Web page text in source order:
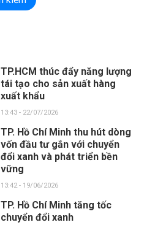
TP.HCM thúc đẩy năng lượng
tái tạo cho sản xuất hàng
xuất khẩu
13:43 - 22/07/2026
TP. Hồ Chí Minh thu hút dòng
vốn đầu tư gắn với chuyển
đổi xanh và phát triển bền
vững
13:42 - 19/06/2026
TP. Hồ Chí Minh tăng tốc
chuyển đổi xanh